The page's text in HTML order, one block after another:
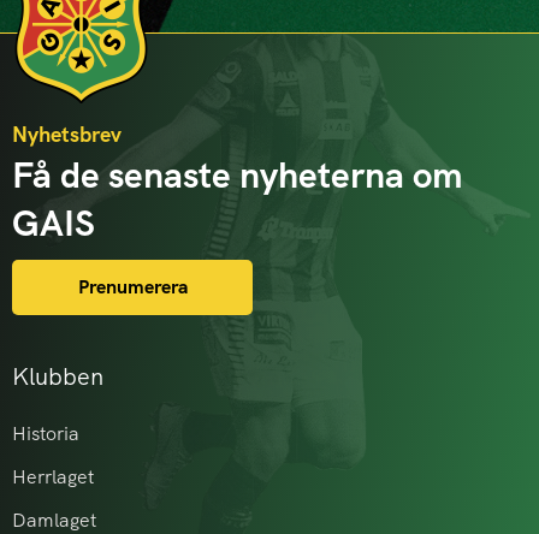
Klubben
Historia
Herrlaget
Damlaget
Nyhetsbrev
Få de senaste nyheterna om
GAIS
Prenumerera